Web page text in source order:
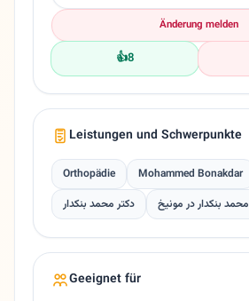
Änderung melden
👍8
Leistungen und Schwerpunkte
Orthopädie Mohammed Bonakdar
دکتر محمد بنکدار
بنکدار در مونیخ
Geeignet für